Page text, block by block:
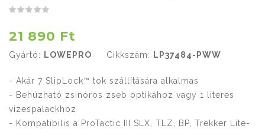
21 890 Ft
Gyártó: LOWEPRO Cikkszám: LP37484-PWW
- Akár 7 SlipLock™ tok szállítására alkalmas
- Behúzható zsinóros zseb optikához vagy 1 literes
vizespalackhoz
- Kompatibilis a ProTactic III SLX, TLZ, BP, Trekker Lite-